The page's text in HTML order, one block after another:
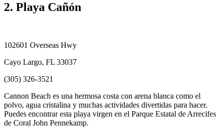
2. Playa Cañón
102601 Overseas Hwy
Cayo Largo, FL 33037
(305) 326-3521
Cannon Beach es una hermosa costa con arena blanca como el
polvo, agua cristalina y muchas actividades divertidas para hacer.
Puedes encontrar esta playa virgen en el Parque Estatal de Arrecifes
de Coral John Pennekamp.